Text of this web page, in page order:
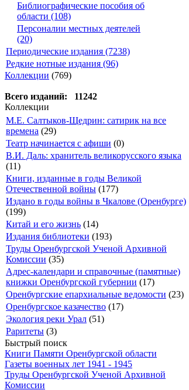
Библиографические пособия об
области (108)
Персоналии местных деятелей
(20)
Периодические издания (7238)
Редкие нотные издания (96)
Коллекции (769)
Всего изданий: 11242
Коллекции
М.Е. Салтыков-Щедрин: сатирик на все
времена (29)
Театр начинается с афиши (0)
В.И. Даль: хранитель великорусского языка
(11)
Книги, изданные в годы Великой
Отечественной войны (177)
Издано в годы войны в Чкалове (Оренбурге)
(199)
Китай и его жизнь (14)
Издания библиотеки (193)
Труды Оренбургской Ученой Архивной
Комиссии (35)
Адрес-календари и справочные (памятные)
книжки Оренбургской губернии (17)
Оренбургские епархиальные ведомости (23)
Оренбургское казачество (17)
Экология реки Урал (51)
Раритеты (3)
Быстрый поиск
Книги Памяти Оренбургской области
Газеты военных лет 1941 - 1945
Труды Оренбургской Ученой Архивной
Комиссии